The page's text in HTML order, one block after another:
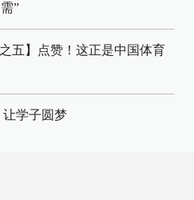
”
之五】点赞！这正是中国体育
让学子圆梦